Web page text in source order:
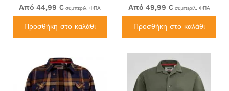
Από 44,99 € συμπεριλ. ΦΠΑ
Προσθήκη στο καλάθι
Από 49,99 € συμπεριλ. ΦΠΑ
Προσθήκη στο καλάθι